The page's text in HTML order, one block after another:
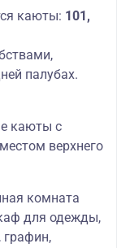
каюты: 101,
палубах.
каюты с
верхнего
комната
для одежды,
графин,